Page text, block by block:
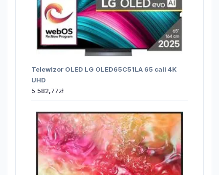
Telewizor OLED LG OLED65C51LA 65 cali 4K
UHD
5 582,77zł